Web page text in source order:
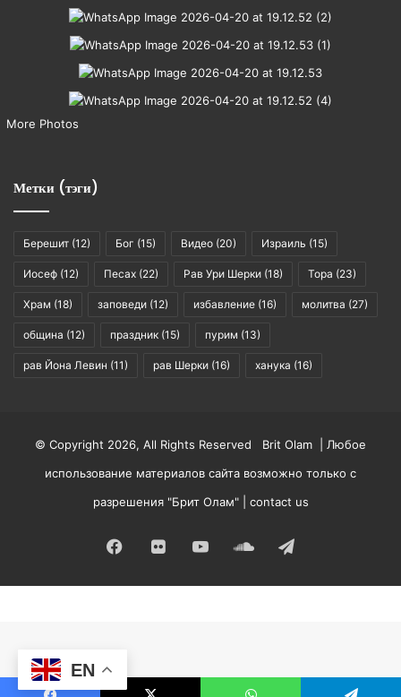
More Photos
Метки (тэги)
Берешит (12) Бог (15) Видео (20) Израиль (15)
Иосеф (12) Песах (22) Рав Ури Шерки (18) Тора (23)
Храм (18) заповеди (12) избавление (16) молитва (27)
община (12) праздник (15) пурим (13)
рав Йона Левин (11) рав Шерки (16) ханука (16)
© Copyright 2026, All Rights Reserved Brit Olam | Любое
использование материалов сайта возможно только с
разрешения "Брит Олам" | contact us
Facebook
FlickrYouTubeSoundCloud
Telegram
EN